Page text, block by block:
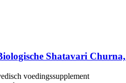
Shatavari
voedingssupplement